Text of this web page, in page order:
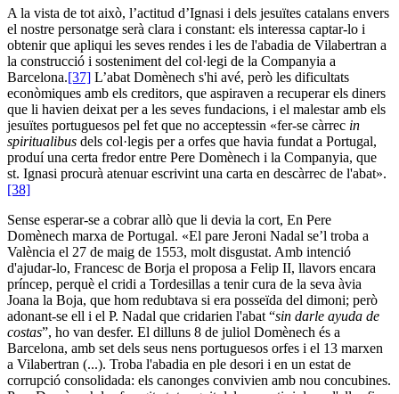
A la vista de tot això, l’actitud d’Ignasi i dels jesuïtes catalans envers
el nostre personatge serà clara i constant: els interessa captar-lo i
obtenir que apliqui les seves rendes i les de l'abadia de Vilabertran a
la construcció i sosteniment del col·legi de la Companyia a
Barcelona.[37] L’abat Domènech s'hi avé, però les dificultats
econòmiques amb els creditors, que aspiraven a recuperar els diners
que li havien deixat per a les seves fundacions, i el malestar amb els
jesuïtes portuguesos pel fet que no acceptessin «fer-se càrrec in
spiritualibus dels col·legis per a orfes que havia fundat a Portugal,
produí una certa fredor entre Pere Domènech i la Companyia, que
st. Ignasi procurà atenuar escrivint una carta en descàrrec de l'abat».
[38]
Sense esperar-se a cobrar allò que li devia la cort, En Pere
Domènech marxa de Portugal. «El pare Jeroni Nadal se’l troba a
València el 27 de maig de 1553, molt disgustat. Amb intenció
d'ajudar-lo, Francesc de Borja el proposa a Felip II, llavors encara
príncep, perquè el cridi a Tordesillas a tenir cura de la seva àvia
Joana la Boja, que hom redubtava si era posseïda del dimoni; però
adonant-se ell i el P. Nadal que cridarien l'abat “sin darle ayuda de
costas”, ho van desfer. El dilluns 8 de juliol Domènech és a
Barcelona, amb set dels seus nens portuguesos orfes i el 13 marxen
a Vilabertran (...). Troba l'abadia en ple desori i en un estat de
corrupció consolidada: els canonges convivien amb nou concubines.